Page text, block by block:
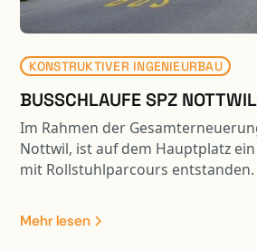
KONSTRUKTIVER INGENIEURBAU
BUSSCHLAUFE SPZ NOTTWIL
Im Rahmen der
Nottwil, ist auf dem Hauptplatz
mit Rollstuhlparcours entstanden.
resultiert eine Entflechtung vom
Verkehr. Die Linienführung des
Mehr lesen